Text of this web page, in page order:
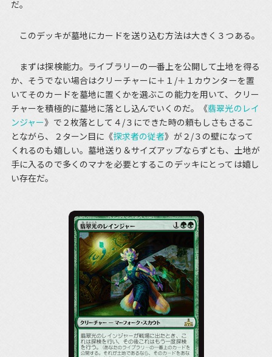
だ。
このデッキが墓地にカードを送り込む方法は大きく３つある。
まずは探検能力。ライブラリーの一番上を公開して土地を得る
か、そうでない場合はクリーチャーに＋１/＋１カウンターを置
いてそのカードを墓地に置くかを選ぶこの能力を用いて、クリー
チャーを積極的に墓地に落とし込んでいくのだ。《翡翠光のレイ
ンジャー》で２枚落として４/３にできた時の頼もしさもさるこ
とながら、２ターン目に《探求者の従者》が２/３の壁になって
くれるのも嬉しい。墓地送り＆サイズアップならずとも、土地が
手に入るので多くのマナを必要とするこのデッキにとっては嬉し
い存在だ。